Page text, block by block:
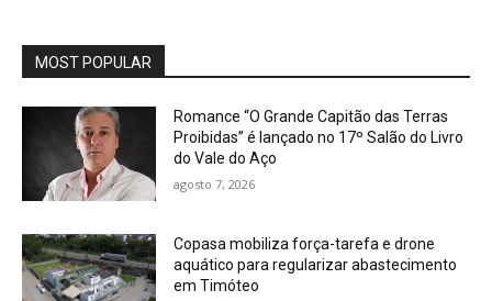
MOST POPULAR
Romance “O Grande Capitão das Terras
Proibidas” é lançado no 17º Salão do Livro
do Vale do Aço
agosto 7, 2026
Copasa mobiliza força-tarefa e drone
aquático para regularizar abastecimento
em Timóteo